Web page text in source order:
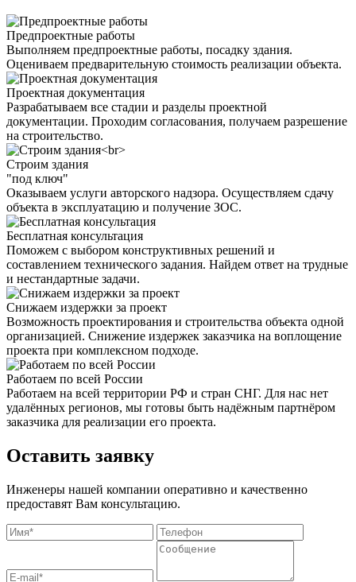
Предпроектные работы
Выполняем предпроектные работы, посадку здания.
Оцениваем предварительную стоимость реализации объекта.
Проектная документация
Разрабатываем все стадии и разделы проектной
документации. Проходим согласования, получаем разрешение
на строительство.
Строим здания
"под ключ"
Оказываем услуги авторского надзора. Осуществляем сдачу
объекта в эксплуатацию и получение ЗОС.
Бесплатная консультация
Поможем с выбором конструктивных решений и
составлением технического задания. Найдем ответ на трудные
и нестандартные задачи.
Снижаем издержки за проект
Возможность проектирования и строительства объекта одной
организацией. Снижение издержек заказчика на воплощение
проекта при комплексном подходе.
Работаем по всей России
Работаем на всей территории РФ и стран СНГ. Для нас нет
удалённых регионов, мы готовы быть надёжным партнёром
заказчика для реализации его проекта.
Оставить заявку
Инженеры нашей компании оперативно и качественно
предоставят Вам консультацию.